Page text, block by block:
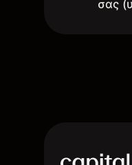
σας